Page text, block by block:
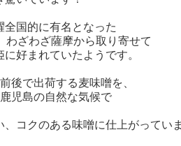
全国的に有名となった
わざわざ薩摩から取り寄せて
好まれていたようです。
後で出荷する麦味噌を、
児島の自然な気候で
コクのある味噌に仕上がってい